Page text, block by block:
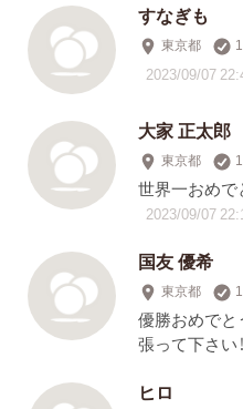
すなぎも
東京都
2023/09/07
大家 正太郎
東京都
世界一おめで
2023/09/07
国友 優希
東京都
優勝おめでと
張って下さい！
ヒロ